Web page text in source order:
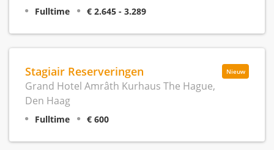
Fulltime € 2.645 - 3.289
Nieuw
Stagiair Reserveringen
Grand Hotel Amrâth Kurhaus The Hague,
Den Haag
Fulltime € 600